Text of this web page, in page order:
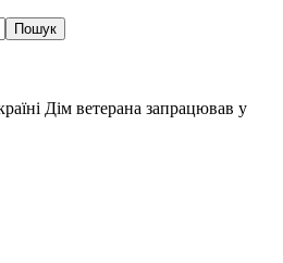
Дім ветерана запрацював у